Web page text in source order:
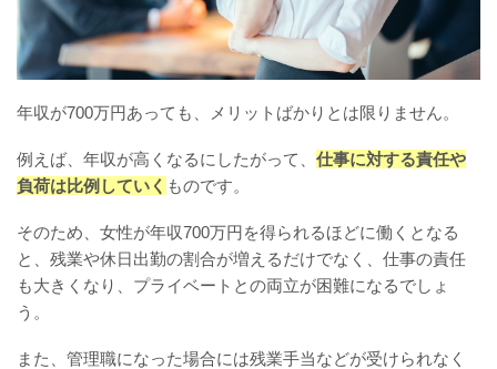
年収が700万円あっても、メリットばかりとは限りません。
例えば、年収が高くなるにしたがって、 仕事に対する責任や
負荷は比例していく ものです。
そのため、女性が年収700万円を得られるほどに働くとなる
と、残業や休日出勤の割合が増えるだけでなく、仕事の責任
も大きくなり、プライベートとの両立が困難になるでしょ
う。
また、管理職になった場合には残業手当などが受けられなく